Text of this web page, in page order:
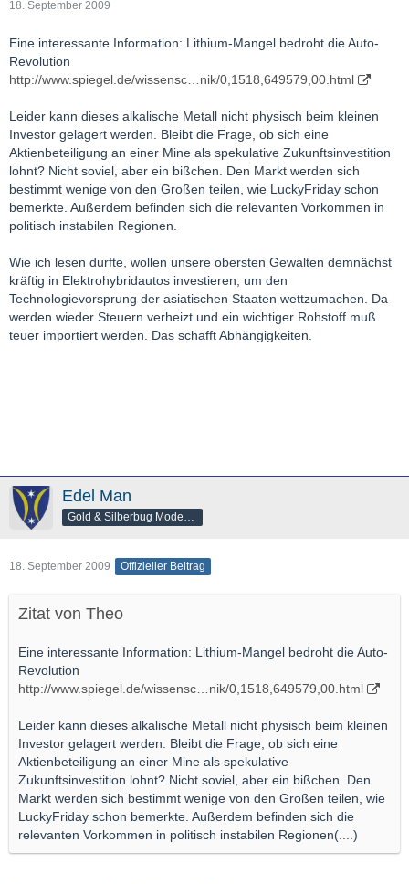
18. September 2009
Eine interessante Information: Lithium-Mangel bedroht die Auto-
Revolution
http://www.spiegel.de/wissensc…nik/0,1518,649579,00.html
Leider kann dieses alkalische Metall nicht physisch beim kleinen
Investor gelagert werden. Bleibt die Frage, ob sich eine
Aktienbeteiligung an einer Mine als spekulative Zukunftsinvestition
lohnt? Nicht soviel, aber ein bißchen. Den Markt werden sich
bestimmt wenige von den Großen teilen, wie LuckyFriday schon
bemerkte. Außerdem befinden sich die relevanten Vorkommen in
politisch instabilen Regionen.
Wie ich lesen durfte, wollen unsere obersten Gewalten demnächst
kräftig in Elektrohybridautos investieren, um den
Technologievorsprung der asiatischen Staaten wettzumachen. Da
werden wieder Steuern verheizt und ein wichtiger Rohstoff muß
teuer importiert werden. Das schafft Abhängigkeiten.
Edel Man
18. September 2009 Offizieller Beitrag
Zitat von Theo
Eine interessante Information: Lithium-Mangel bedroht die Auto-
Revolution
http://www.spiegel.de/wissensc…nik/0,1518,649579,00.html
Leider kann dieses alkalische Metall nicht physisch beim kleinen
Investor gelagert werden. Bleibt die Frage, ob sich eine
Aktienbeteiligung an einer Mine als spekulative
Zukunftsinvestition lohnt? Nicht soviel, aber ein bißchen. Den
Markt werden sich bestimmt wenige von den Großen teilen, wie
LuckyFriday schon bemerkte. Außerdem befinden sich die
relevanten Vorkommen in politisch instabilen Regionen(....)